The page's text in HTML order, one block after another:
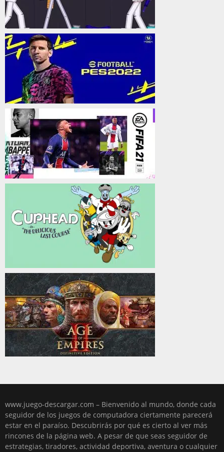
www.juego-descargar.com – Bienvenido al mundo, donde cada
seguidor de los juegos de computadora ciertamente parecerá
estar en el paraíso. Descubrirás por qué es cierto al ver más
rincones de la página web. A pesar de que seas seguidor de
estrategias, tiradores, actividad deportiva, aventura o cualquier